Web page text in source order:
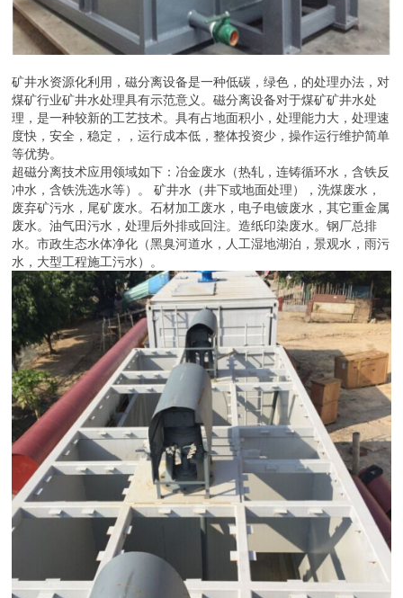
矿井水资源化利用，磁分离设备是一种低碳，绿色，的处理办法，对
煤矿行业矿井水处理具有示范意义。磁分离设备对于煤矿矿井水处
理，是一种较新的工艺技术。具有占地面积小，处理能力大，处理速
度快，安全，稳定，，运行成本低，整体投资少，操作运行维护简单
等优势。
超磁分离技术应用领域如下：冶金废水（热轧，连铸循环水，含铁反
冲水，含铁洗选水等）。 矿井水（井下或地面处理），洗煤废水，
废弃矿污水，尾矿废水。石材加工废水，电子电镀废水，其它重金属
废水。油气田污水，处理后外排或回注。造纸印染废水。钢厂总排
水。市政生态水体净化（黑臭河道水，人工湿地湖泊，景观水，雨污
水，大型工程施工污水）。